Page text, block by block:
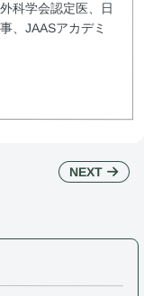
科学会認定医、日
、JAASアカデミ
NEXT